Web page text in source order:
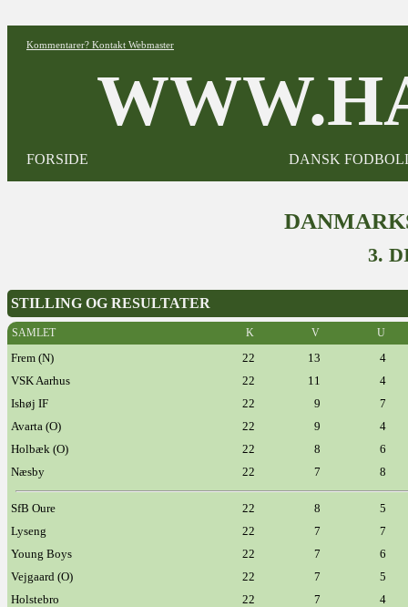
Kommentarer? Kontakt Webmaster
FORSIDE DANSK
3.
STILLING OG RESULTATER
SAMLET K V U
Frem (N) 22 13
4
VSK Aarhus
22 11
4
Ishøj IF
22 9
7
Avarta (O)
22 9
4
Holbæk (O)
22 8
6
Næsby
22 7 8
SfB Oure 22 8
5
Lyseng
22 7
7
Young Boys
22 7
6
Vejgaard (O)
22 7
5
Holstebro
22 7
4